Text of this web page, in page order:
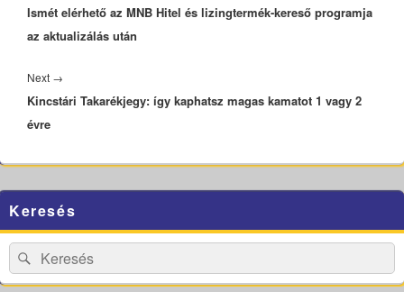
post:
Ismét elérhető az MNB Hitel és lizingtermék-kereső programja
az aktualizálás után
Next →
post:
Kincstári Takarékjegy: így kaphatsz magas kamatot 1 vagy 2
évre
Sidebar
Widget
Area
Keresés
Search
for:
Search